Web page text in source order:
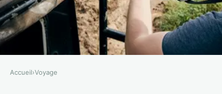
VOYAGE
Accueil›Voyage